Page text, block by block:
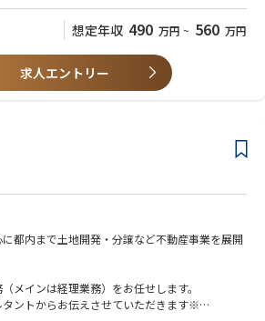
想定年収 490 万円 ~ 560 万円
求人エントリー
都内まで土地開発・分譲など不動産事業を展開
メインは経理業務）をお任せします。
ントからお伝えさせていただきます※